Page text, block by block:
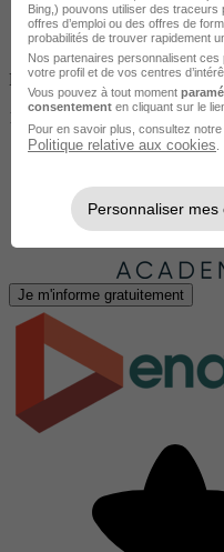
Finançable CPF
1690 €
Je m'informe gratuitement
Bing,) pouvons utiliser des
offres d’emploi ou des offres de
probabilités de trouver rapidement
Nos partenaires personnalisent
votre profil et de vos centres
Vous pouvez à tout moment
consentement en cliquant sur le
Pour en savoir plus, consultez notre
Politique relative aux cookies
Personnaliser mes